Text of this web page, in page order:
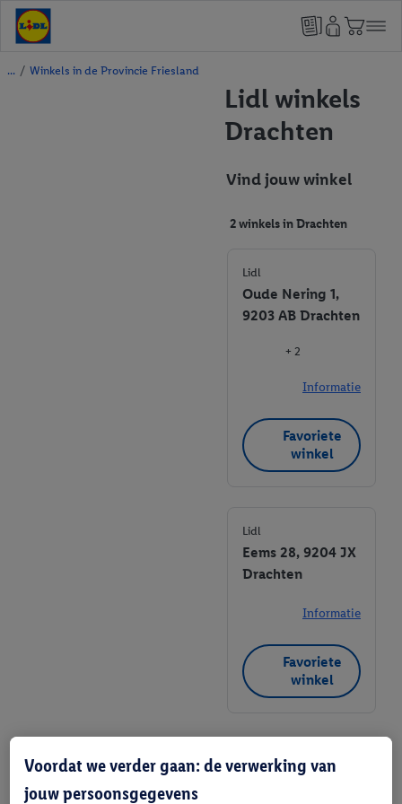
/ Winkels in de Provincie Friesland
Lidl winkels
Drachten
Vind jouw winkel
2 winkels in Drachten
Lidl
Oude Nering 1,
9203 AB Drachten
+ 2
Informatie
Favoriete
winkel
Lidl
Eems 28, 9204 JX
Drachten
Informatie
Favoriete
winkel
Voordat we verder gaan: de verwerking van
jouw persoonsgegevens